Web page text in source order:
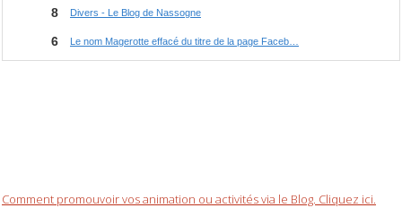
Comment promouvoir vos animation ou activités via le Blog. Cliquez ici.